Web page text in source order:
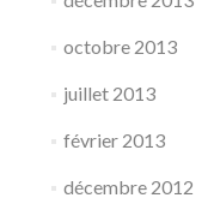
octobre 2013
juillet 2013
février 2013
décembre 2012